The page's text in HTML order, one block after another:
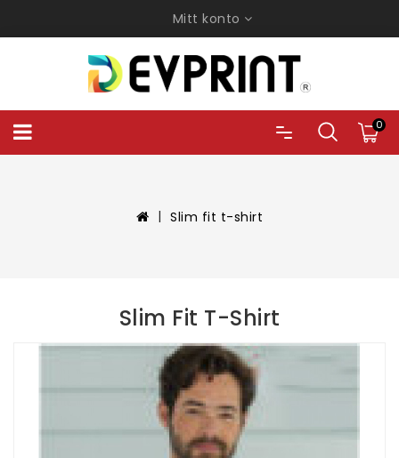
Mitt konto
0
Slim fit t-shirt
Slim Fit T-Shirt